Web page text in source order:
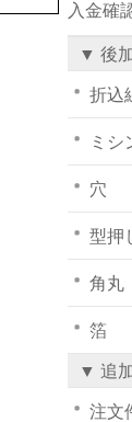
入金確
▼ 後
折込
ミシ
穴
型押
角丸
箔
▼ 追
注文